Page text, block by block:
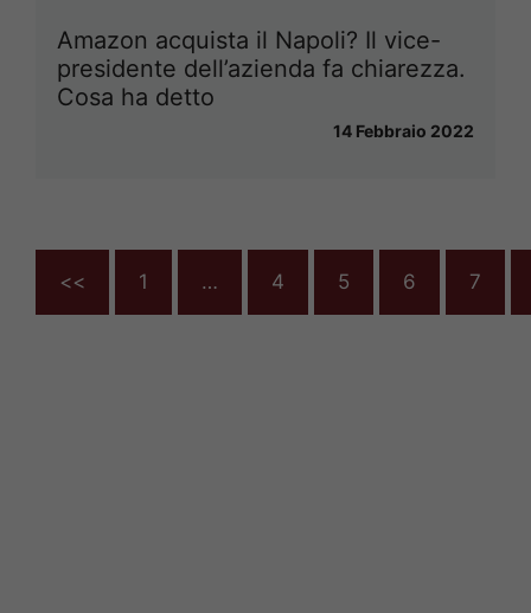
Amazon acquista il Napoli? Il vice-
presidente dell’azienda fa chiarezza.
Cosa ha detto
14 Febbraio 2022
<< 1 … 4 5 6 7